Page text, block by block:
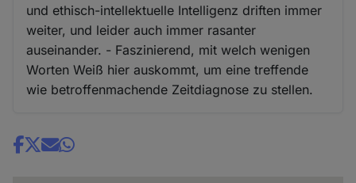
und ethisch-intellektuelle Intelligenz driften immer
weiter, und leider auch immer rasanter
auseinander. - Faszinierend, mit welch wenigen
Worten Weiß hier auskommt, um eine treffende
wie betroffenmachende Zeitdiagnose zu stellen.
Share